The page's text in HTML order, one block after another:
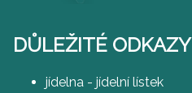
DŮLEŽITÉ ODKAZY
jídelna - jídelní lístek